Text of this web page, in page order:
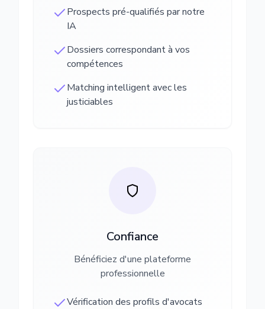
Prospects pré-qualifiés par notre
IA
Dossiers correspondant à vos
compétences
Matching intelligent avec les
justiciables
Confiance
Bénéficiez d'une plateforme
professionnelle
Vérification des profils d'avocats